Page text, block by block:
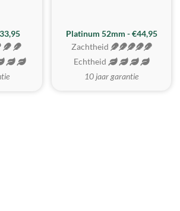
REALISTISCH ZACHTSTE
Platinum 52mm - €44,95
Zachtheid
Echtheid
10 jaar garantie